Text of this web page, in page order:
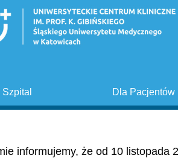
Dla Pacjentów
informujemy, że od 10 listopada